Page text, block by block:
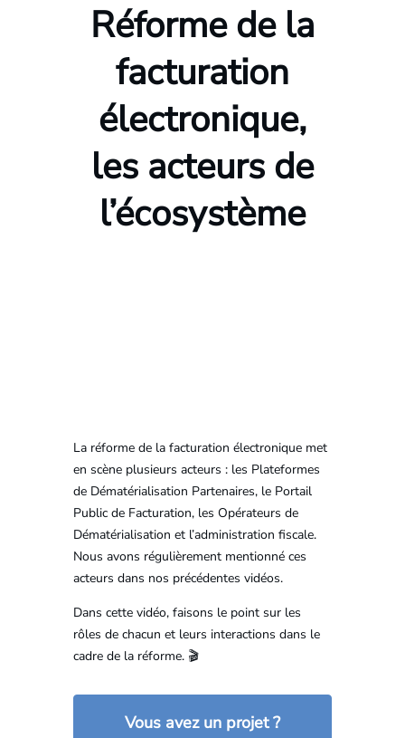
Réforme de la
facturation
électronique,
les acteurs de
l’écosystème
La réforme de la facturation électronique met
en scène plusieurs acteurs : les Plateformes
de Dématérialisation Partenaires, le Portail
Public de Facturation, les Opérateurs de
Dématérialisation et l’administration fiscale.
Nous avons régulièrement mentionné ces
acteurs dans nos précédentes vidéos.
Dans cette vidéo, faisons le point sur les
rôles de chacun et leurs interactions dans le
cadre de la réforme. 🎬
Vous avez un projet ?